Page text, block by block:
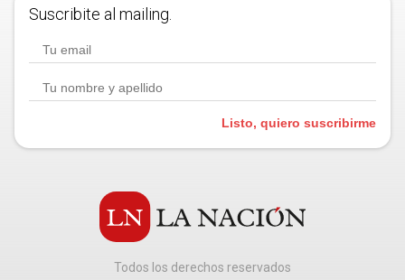
Suscribite al mailing.
Listo, quiero suscribirme
Todos los derechos reservados